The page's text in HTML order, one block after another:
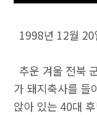
1998년 12월 20
추운 겨울 전북
가 돼지축사를 들
앉아 있는 40대